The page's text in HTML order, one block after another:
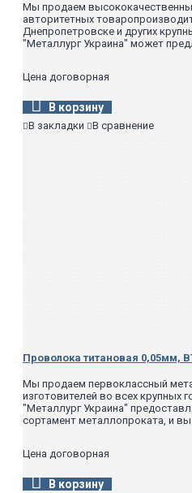
Мы продаем
авторитетных
Днепропетровске и других
"Металлург Украина" может
Цена договорная
В корзину
В закладки В сравнение
Проволока титановая 0,05мм,
Мы продаем первоклассный
изготовителей во всех крупных
"Металлург Украина"
сортамент металлопроката, и вы
Цена договорная
В корзину